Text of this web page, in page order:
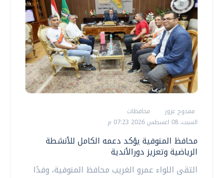
ممدوح عزوز
محافظات
السبت، 08 اغسطس 2026 07:23 م
محافظ المنوفية يؤكد دعمه الكامل للأنشطة
الرياضية وتعزيز دورالأندية
التقى اللواء عمرو الغريب محافظ المنوفية، وفدًا